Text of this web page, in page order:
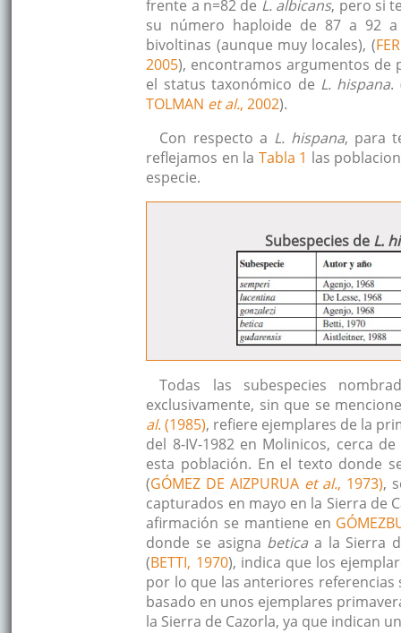
frente a n=82 de L. albicans, pero si
su número haploide de 87 a 92
bivoltinas (aunque muy locales), (
2005), encontramos argumentos de
el status taxonómico de L. hispana.
TOLMAN et al., 2002).
Con respecto a L. hispana, para
reflejamos en la Tabla 1 las
especie.
Subespecies de L.
Todas las subespecies
exclusivamente, sin que se
al. (1985), refiere ejemplares de la
del 8-IV-1982 en Molinicos, cerca
esta población. En el texto donde
(GÓMEZ DE AIZPURUA et al., 1973),
capturados en mayo en la Sierra de
afirmación se mantiene en
donde se asigna betica a la Sierra
(BETTI, 1970), indica que los
por lo que las anteriores
basado en unos ejemplares
la Sierra de Cazorla, ya que indican